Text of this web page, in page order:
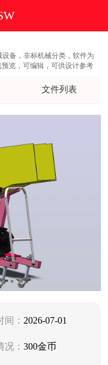
备，非标机械分类，软件为
预览，可编辑，可供设计参考
文件列表
间： 2026-07-01
况： 300金币